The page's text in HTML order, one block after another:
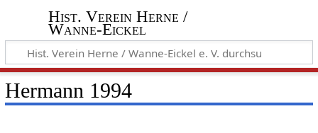
Hist. Verein Herne /
Wanne-Eickel
Hermann 1994